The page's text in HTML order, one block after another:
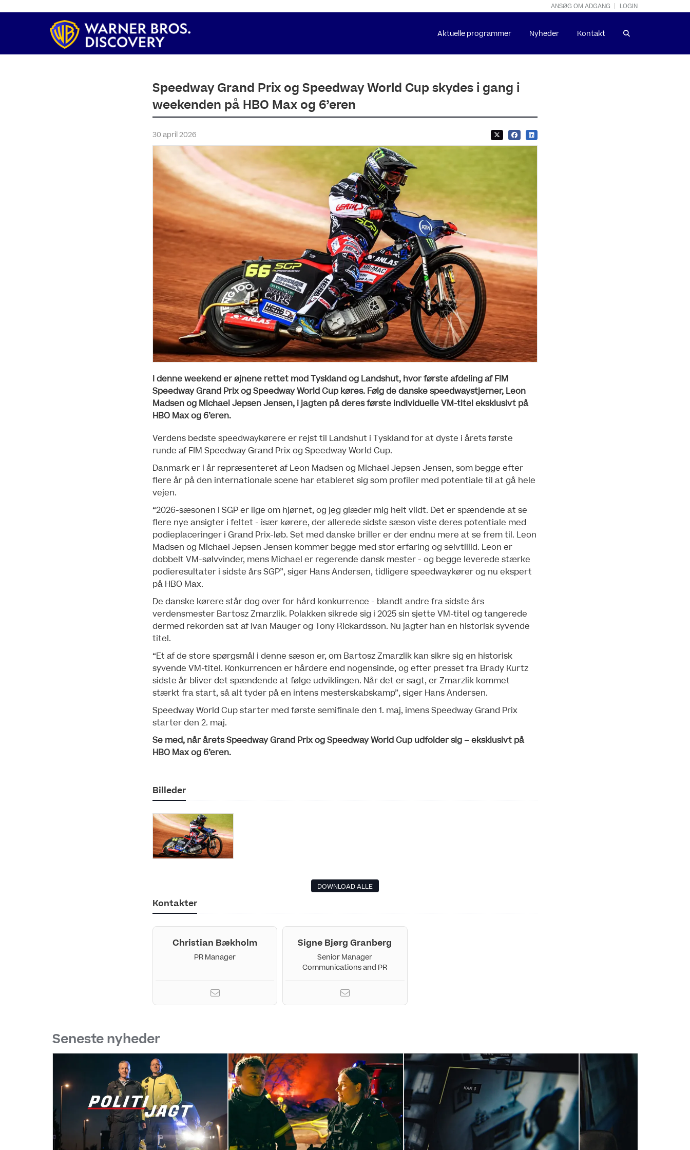
ANSØG OM ADGANG LOGIN
Aktuelle programmer Nyheder Kontakt
Speedway Grand Prix og Speedway World Cup skydes i gang i
weekenden på HBO Max og 6’eren
30 april 2026
I denne weekend er øjnene rettet mod Tyskland og Landshut, hvor første afdeling af FIM
Speedway Grand Prix og Speedway World Cup køres. Følg de danske speedwaystjerner, Leon
Madsen og Michael Jepsen Jensen, i jagten på deres første individuelle VM-titel eksklusivt på
HBO Max og 6’eren.
Verdens bedste speedwaykørere er rejst til Landshut i Tyskland for at dyste i årets første
runde af FIM Speedway Grand Prix og Speedway World Cup.
Danmark er i år repræsenteret af Leon Madsen og Michael Jepsen Jensen, som begge efter
flere år på den internationale scene har etableret sig som profiler med potentiale til at gå hele
vejen.
“2026-sæsonen i SGP er lige om hjørnet, og jeg glæder mig helt vildt. Det er spændende at se
flere nye ansigter i feltet - især kørere, der allerede sidste sæson viste deres potentiale med
podieplaceringer i Grand Prix-løb. Set med danske briller er der endnu mere at se frem til. Leon
Madsen og Michael Jepsen Jensen kommer begge med stor erfaring og selvtillid. Leon er
dobbelt VM-sølvvinder, mens Michael er regerende dansk mester - og begge leverede stærke
podieresultater i sidste års SGP”, siger Hans Andersen, tidligere speedwaykører og nu ekspert
på HBO Max.
De danske kørere står dog over for hård konkurrence - blandt andre fra sidste års
verdensmester Bartosz Zmarzlik. Polakken sikrede sig i 2025 sin sjette VM-titel og tangerede
dermed rekorden sat af Ivan Mauger og Tony Rickardsson. Nu jagter han en historisk syvende
titel.
“Et af de store spørgsmål i denne sæson er, om Bartosz Zmarzlik kan sikre sig en historisk
syvende VM-titel. Konkurrencen er hårdere end nogensinde, og efter presset fra Brady Kurtz
sidste år bliver det spændende at følge udviklingen. Når det er sagt, er Zmarzlik kommet
stærkt fra start, så alt tyder på en intens mesterskabskamp”, siger Hans Andersen.
Speedway World Cup starter med første semifinale den 1. maj, imens Speedway Grand Prix
starter den 2. maj.
Se med, når årets Speedway Grand Prix og Speedway World Cup udfolder sig – eksklusivt på
HBO Max og 6’eren.
Billeder
DOWNLOAD ALLE
Kontakter
Christian Bækholm
PR Manager
Signe Bjørg Granberg
Senior Manager
Communications and PR
Seneste nyheder